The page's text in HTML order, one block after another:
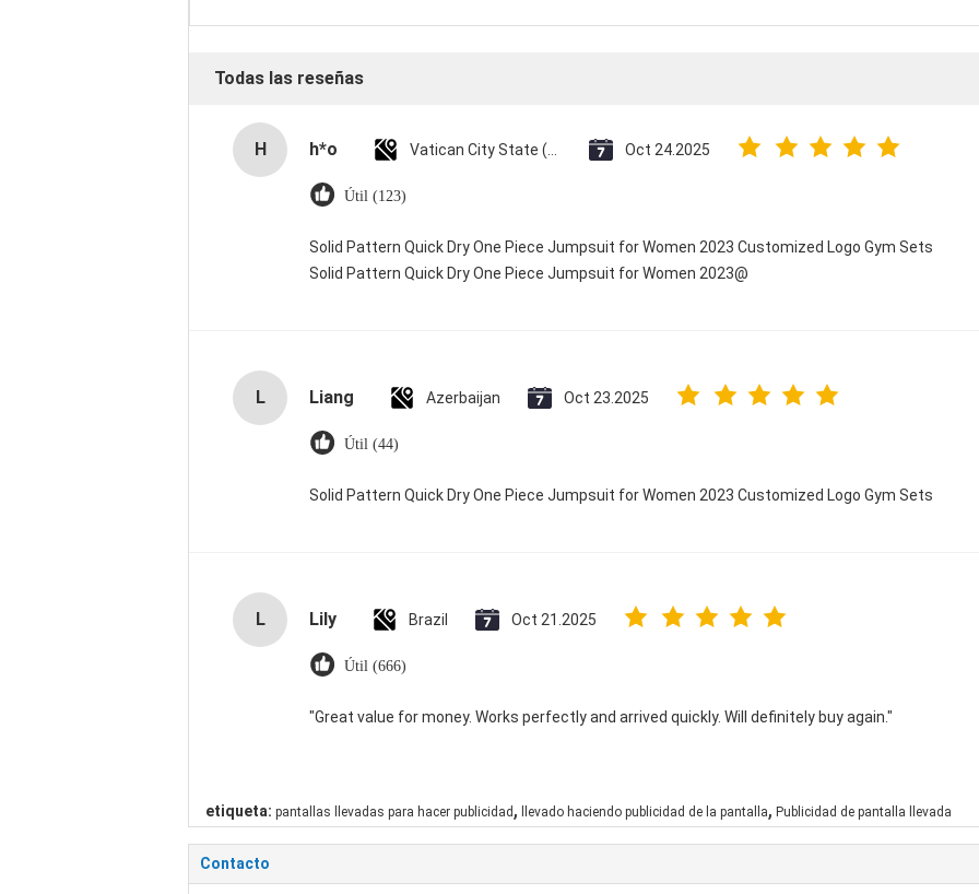
Todas las reseñas
H h*o Oct 24.2025
Útil (123)
Solid Pattern Quick Dry One Piece Jumpsuit for Women 2023 Customized Logo Gym Sets
Solid Pattern Quick Dry One Piece Jumpsuit for Women 2023@
L Liang Azerbaijan Oct 23.2025
Útil (44)
Solid Pattern Quick Dry One Piece Jumpsuit for Women 2023 Customized Logo Gym Sets
L Lily Brazil Oct 21.2025
Útil (666)
"Great value for money. Works perfectly and arrived quickly. Will definitely buy again."
etiqueta: pantallas llevadas para hacer publicidad , llevado haciendo publicidad de la pantalla, Publicidad de pantalla llevada
Contacto